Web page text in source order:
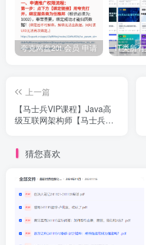
夸克网盘20t 会员 申请
上一篇
【马士兵VIP课程】Java高
级互联网架构师【马士兵教
猜您喜欢